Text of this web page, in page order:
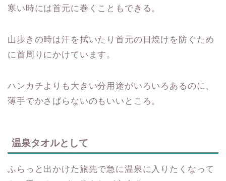
寒い時には首元に巻くこともできる。
山歩きの時は汗を拭いたり首元の日焼けを防ぐため
に首周りにかけています。
ハンカチよりも大きい分用途がいろいろあるのに、
薄手でかさばらないのもいいところ。
温泉タオルとして
ふらっと出かけた旅先で急に温泉に入りたくなって